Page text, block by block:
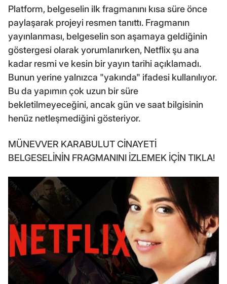
Platform, belgeselin ilk fragmanını kısa süre önce
paylaşarak projeyi resmen tanıttı. Fragmanın
yayınlanması, belgeselin son aşamaya geldiğinin
göstergesi olarak yorumlanırken, Netflix şu ana
kadar resmi ve kesin bir yayın tarihi açıklamadı.
Bunun yerine yalnızca "yakında" ifadesi kullanılıyor.
Bu da yapımın çok uzun bir süre
bekletilmeyeceğini, ancak gün ve saat bilgisinin
henüz netleşmediğini gösteriyor.
MÜNEVVER KARABULUT CİNAYETİ
BELGESELİNİN FRAGMANINI İZLEMEK İÇİN TIKLA!